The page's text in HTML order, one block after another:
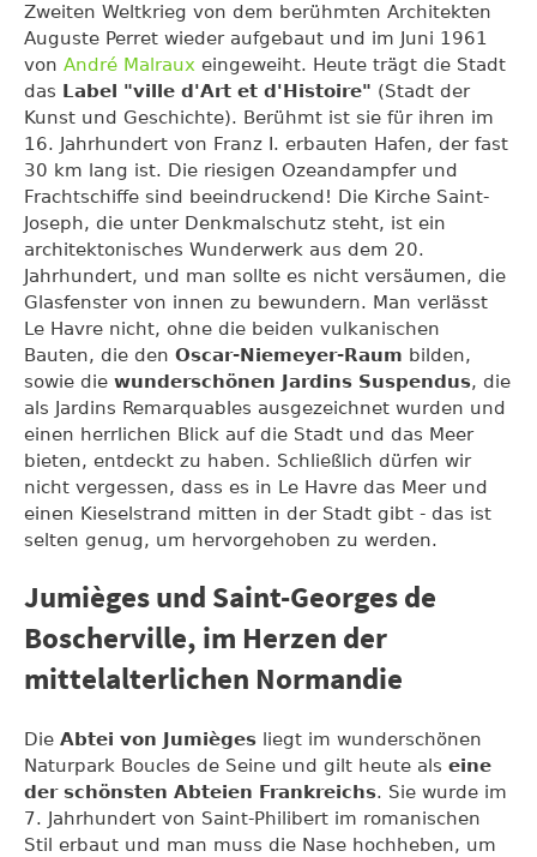
Zweiten Weltkrieg von dem berühmten Architekten
Auguste Perret wieder aufgebaut und im Juni 1961
von André Malraux eingeweiht. Heute trägt die Stadt
das Label "ville d'Art et d'Histoire" (Stadt der
Kunst und Geschichte). Berühmt ist sie für ihren im
16. Jahrhundert von Franz I. erbauten Hafen, der fast
30 km lang ist. Die riesigen Ozeandampfer und
Frachtschiffe sind beeindruckend! Die Kirche Saint-
Joseph, die unter Denkmalschutz steht, ist ein
architektonisches Wunderwerk aus dem 20.
Jahrhundert, und man sollte es nicht versäumen, die
Glasfenster von innen zu bewundern. Man verlässt
Le Havre nicht, ohne die beiden vulkanischen
Bauten, die den Oscar-Niemeyer-Raum bilden,
sowie die wunderschönen Jardins Suspendus, die
als Jardins Remarquables ausgezeichnet wurden und
einen herrlichen Blick auf die Stadt und das Meer
bieten, entdeckt zu haben. Schließlich dürfen wir
nicht vergessen, dass es in Le Havre das Meer und
einen Kieselstrand mitten in der Stadt gibt - das ist
selten genug, um hervorgehoben zu werden.
Jumièges und Saint-Georges de
Boscherville, im Herzen der
mittelalterlichen Normandie
Die Abtei von Jumièges liegt im wunderschönen
Naturpark Boucles de Seine und gilt heute als eine
der schönsten Abteien Frankreichs. Sie wurde im
7. Jahrhundert von Saint-Philibert im romanischen
Stil erbaut und man muss die Nase hochheben, um